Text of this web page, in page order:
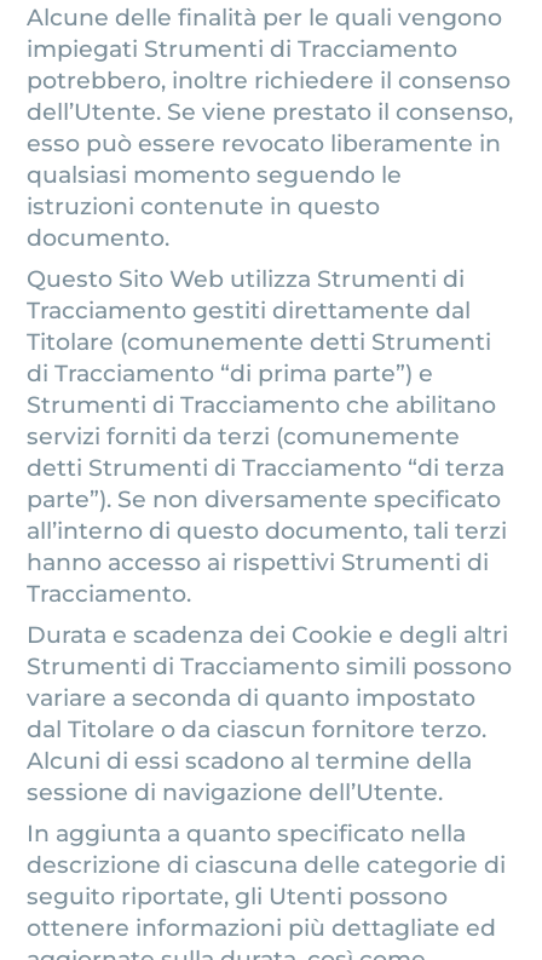
Alcune delle finalità per le quali vengono
impiegati Strumenti di Tracciamento
potrebbero, inoltre richiedere il consenso
dell’Utente. Se viene prestato il consenso,
esso può essere revocato liberamente in
qualsiasi momento seguendo le
istruzioni contenute in questo
documento.
Questo Sito Web utilizza Strumenti di
Tracciamento gestiti direttamente dal
Titolare (comunemente detti Strumenti
di Tracciamento “di prima parte”) e
Strumenti di Tracciamento che abilitano
servizi forniti da terzi (comunemente
detti Strumenti di Tracciamento “di terza
parte”). Se non diversamente specificato
all’interno di questo documento, tali terzi
hanno accesso ai rispettivi Strumenti di
Tracciamento.
Durata e scadenza dei Cookie e degli altri
Strumenti di Tracciamento simili possono
variare a seconda di quanto impostato
dal Titolare o da ciascun fornitore terzo.
Alcuni di essi scadono al termine della
sessione di navigazione dell’Utente.
In aggiunta a quanto specificato nella
descrizione di ciascuna delle categorie di
seguito riportate, gli Utenti possono
ottenere informazioni più dettagliate ed